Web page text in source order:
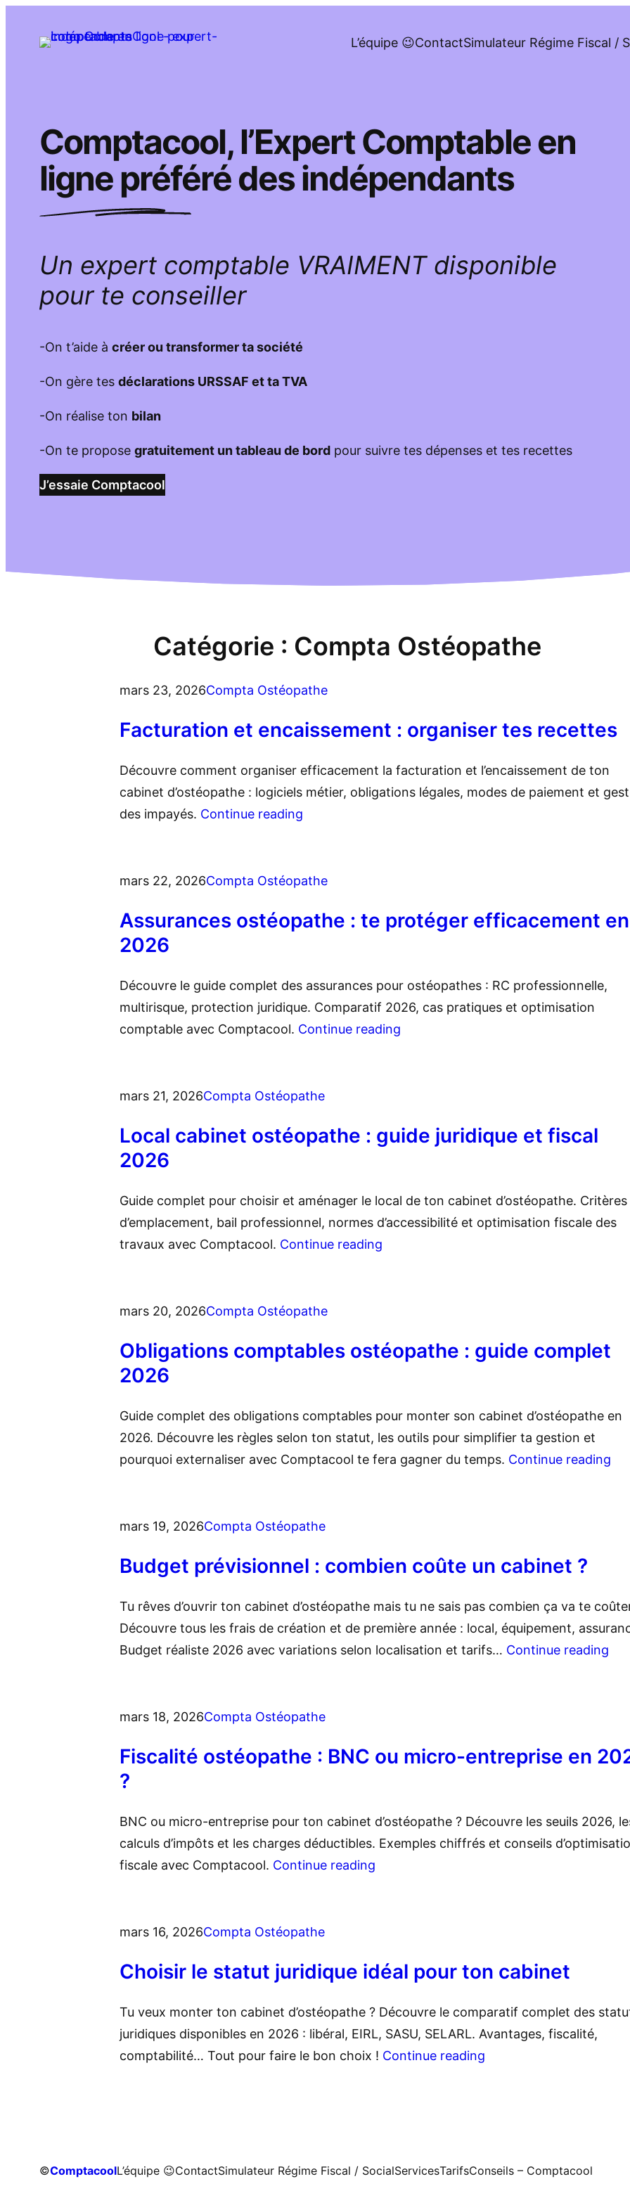
L’équipe 😉ContactSimulateur Régime Fiscal /
Comptacool, l’Expert Comptable en
ligne préféré des indépendants
Un expert comptable VRAIMENT disponible
pour te conseiller
-On t’aide à créer ou transformer ta société
-On gère tes déclarations URSSAF et ta TVA
-On réalise ton bilan
-On te propose gratuitement un tableau de bord pour suivre tes dépenses et tes recettes
J’essaie Comptacool
Catégorie : Compta Ostéopathe
mars 23, 2026Compta Ostéopathe
Facturation et encaissement : organiser tes recettes
Découvre comment organiser efficacement la facturation et l’encaissement de ton
cabinet d’ostéopathe : logiciels métier, obligations légales, modes de paiement et
des impayés. Continue reading
mars 22, 2026Compta Ostéopathe
Assurances ostéopathe : te protéger efficacement en
2026
Découvre le guide complet des assurances pour ostéopathes : RC professionnelle,
multirisque, protection juridique. Comparatif 2026, cas pratiques et optimisation
comptable avec Comptacool. Continue reading
mars 21, 2026Compta Ostéopathe
Local cabinet ostéopathe : guide juridique et fiscal
2026
Guide complet pour choisir et aménager le local de ton cabinet d’ostéopathe. Critères
d’emplacement, bail professionnel, normes d’accessibilité et optimisation fiscale des
travaux avec Comptacool. Continue reading
mars 20, 2026Compta Ostéopathe
Obligations comptables ostéopathe : guide complet
2026
Guide complet des obligations comptables pour monter son cabinet d’ostéopathe en
2026. Découvre les règles selon ton statut, les outils pour simplifier ta gestion et
pourquoi externaliser avec Comptacool te fera gagner du temps. Continue reading
mars 19, 2026Compta Ostéopathe
Budget prévisionnel : combien coûte un cabinet ?
Tu rêves d’ouvrir ton cabinet d’ostéopathe mais tu ne sais pas combien ça va te
Découvre tous les frais de création et de première année : local, équipement,
Budget réaliste 2026 avec variations selon localisation et tarifs… Continue reading
mars 18, 2026Compta Ostéopathe
Fiscalité ostéopathe : BNC ou micro-entreprise en
?
BNC ou micro-entreprise pour ton cabinet d’ostéopathe ? Découvre les seuils 2026,
calculs d’impôts et les charges déductibles. Exemples chiffrés et conseils
fiscale avec Comptacool. Continue reading
mars 16, 2026Compta Ostéopathe
Choisir le statut juridique idéal pour ton cabinet
Tu veux monter ton cabinet d’ostéopathe ? Découvre le comparatif complet des
juridiques disponibles en 2026 : libéral, EIRL, SASU, SELARL. Avantages, fiscalité,
comptabilité… Tout pour faire le bon choix ! Continue reading
©ComptacoolL’équipe 😉ContactSimulateur Régime Fiscal / SocialServicesTarifsConseils – Comptacool